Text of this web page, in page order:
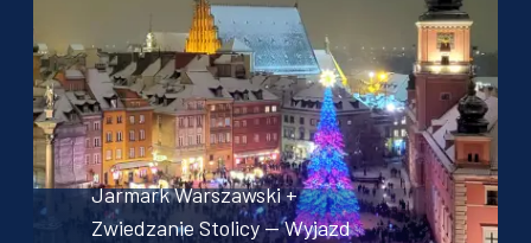
Jarmark Warszawski +
Zwiedzanie Stolicy — Wyjazd